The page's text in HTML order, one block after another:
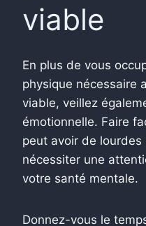
viable
En plus de vous
physique nécessaire
viable, veillez
émotionnelle. Faire
peut avoir de
nécessiter une
votre santé mentale.
Donnez-vous le